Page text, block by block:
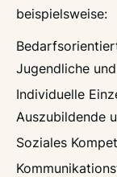
beispielsweise:
Jugendliche
Individuelle
Auszubildende
Soziales